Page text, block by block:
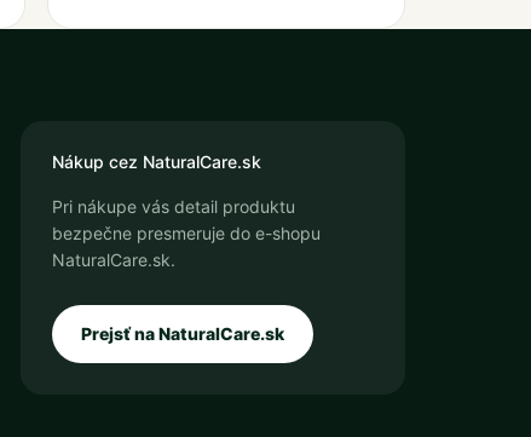
Nákup cez NaturalCare.sk
Pri nákupe vás detail produktu
bezpečne presmeruje do e-shopu
NaturalCare.sk.
Prejsť na NaturalCare.sk